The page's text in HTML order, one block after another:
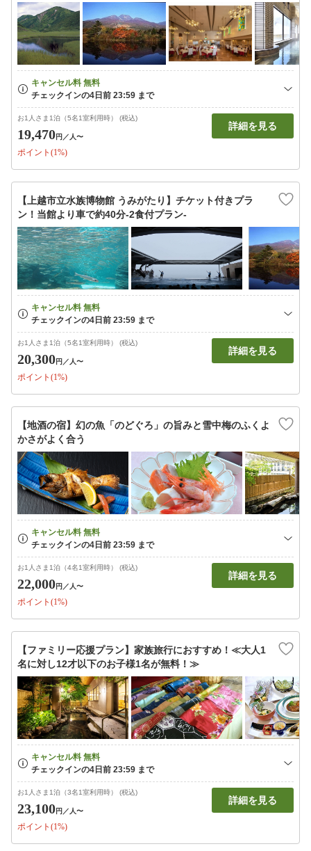
お1人さま1泊（5名1室利用時） (税込)
19,470円 ／人〜
ポイント(1%)
詳細を見る
【上越市立水族博物館 うみがたり】チケット付きプラ
ン！当館より車で約40分-2食付プラン-
お1人さま1泊（5名1室利用時） (税込)
20,300円 ／人〜
ポイント(1%)
詳細を見る
【地酒の宿】幻の魚「のどぐろ」の旨みと雪中梅のふくよ
かさがよく合う
お1人さま1泊（4名1室利用時） (税込)
22,000円 ／人〜
ポイント(1%)
詳細を見る
【ファミリー応援プラン】家族旅行におすすめ！≪大人1
名に対し12才以下のお子様1名が無料！≫
お1人さま1泊（3名1室利用時） (税込)
23,100円 ／人〜
ポイント(1%)
詳細を見る